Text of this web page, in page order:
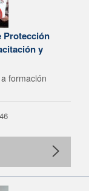
Protección
y
formación